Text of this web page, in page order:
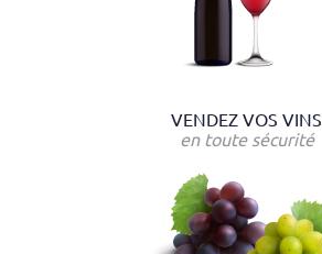
VENDEZ VOS VINS
en toute sécurité